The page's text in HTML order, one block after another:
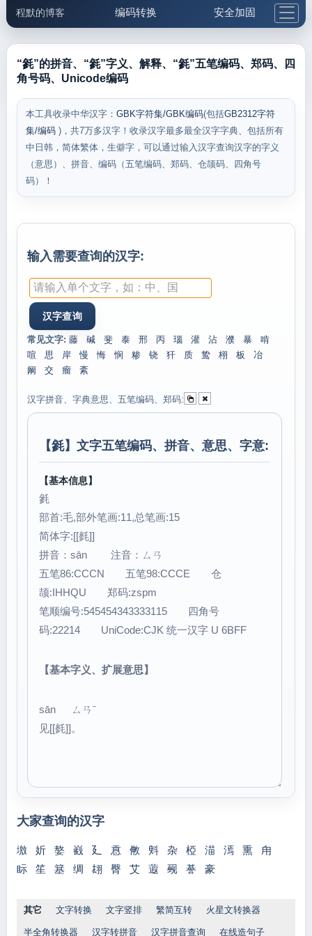
程默的博客 编码转换 安全加固
邮件工具 生活便民 更多工具
“毿”的拼音、“毿”字义、解释、“毿”五笔编码、郑码、四
角号码、Unicode编码
本工具收录中华汉字： GBK字符集/GBK编码(包括GB2312字符
集/编码 )，共7万多汉字！收录汉字最多最全汉字字典、包括所有
中日韩，简体繁体，生僻字，可以通过输入汉字查询汉字的字义
（意思）、拼音、编码（五笔编码、郑码、仓颉码、四角号
码）！
输入需要查询的汉字:
常见文字: 藤 碱 斐 泰 邢 丙 瑙 灌 沾 濮 暴
啃
喧
思 岸 慢 悔 悯 糁 铙 犴 质 鸷 栩 板
冶
阚
交 瘤 紊
汉字拼音、字典意思、五笔编码、郑码:
【毿】文字五笔编码、拼音、意思、字意:
【基本信息】
毿
部首:毛,部外笔画:11,总笔画:15
简体字:[[毵]]
拼音：sān 注音：ㄙㄢ
五笔86:CCCN 五笔98:CCCE 仓
颉:IHHQU 郑码:zspm
笔顺编号:545454343333115 四角号
码:22214 UniCode:CJK 统一汉字 U 6BFF
【基本字义、扩展意思】
sān ㄙㄢˉ
见[[毵]]。
大家查询的汉字
墽 妡 嫯 巀 廴 慐 敒 斞 杂 椏 渵 漹 熏
甪
眎
笙 簊 绸 翃 臀 艾 蕸 觋 諅 豪
其它 文字转换 文字竖排 繁简互转 火星文转换器
半全角转换器 汉字转拼音 汉字拼音查询 在线造句子